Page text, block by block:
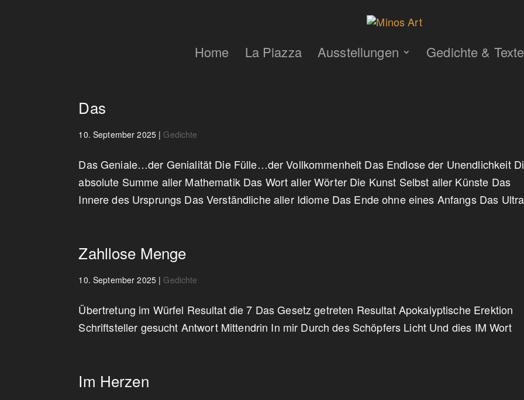
Home La Piazza Ausstellungen Gedichte & Texte
Das
10. September 2025 |Gedichte
Das Geniale…der Genialität Die Fülle…der Vollkommenheit Das Endlose der Unendlichkeit
absolute Summe aller Mathematik Das Wort aller Wörter Die Kunst Selbst aller Künste Das
Innere des Ursprungs Das Verständliche aller Idiome Das Ende ohne eines Anfangs Das
Zahllose Menge
10. September 2025 |Gedichte
Übertretung im Würfel Resultat die 7 Das Gesetz getreten Resultat Apokalyptische Erektion
Schriftsteller gesucht Antwort Mittendrin In mir Durch des Schöpfers Licht Und dies IM Wort
Im Herzen